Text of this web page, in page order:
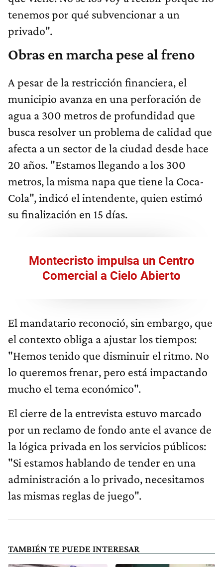
tenemos por qué subvencionar a un
privado".
Obras en marcha pese al freno
A pesar de la restricción financiera, el
municipio avanza en una perforación de
agua a 300 metros de profundidad que
busca resolver un problema de calidad que
afecta a un sector de la ciudad desde hace
20 años. "Estamos llegando a los 300
metros, la misma napa que tiene la Coca-
Cola", indicó el intendente, quien estimó
su finalización en 15 días.
Montecristo impulsa un Centro
Comercial a Cielo Abierto
El mandatario reconoció, sin embargo, que
el contexto obliga a ajustar los tiempos:
"Hemos tenido que disminuir el ritmo. No
lo queremos frenar, pero está impactando
mucho el tema económico".
El cierre de la entrevista estuvo marcado
por un reclamo de fondo ante el avance de
la lógica privada en los servicios públicos:
"Si estamos hablando de tender en una
administración a lo privado, necesitamos
las mismas reglas de juego".
TAMBIÉN TE PUEDE INTERESAR